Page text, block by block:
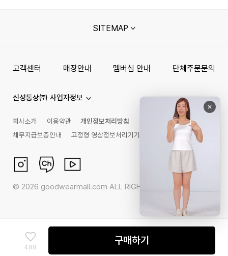
488
구매하기
SITEMAP
고객센터 매장안내 멤버십 안내 단체주문문의
신성통상㈜ 사업자정보
회사소개 이용약관
개인정보처리방침
채무지급보증안내
고정형 영상정보처리기기 운영관리 방침
© 2026 goodwearmall.com ALL RIGHTS RESERVED